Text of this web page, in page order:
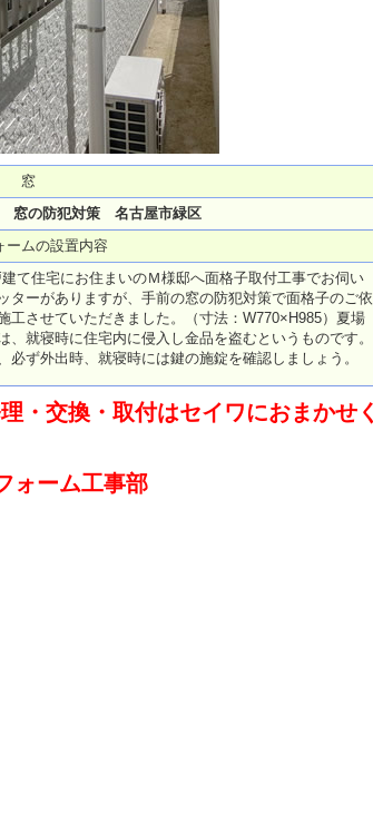
窓
窓の防犯対策 名古屋市緑区
ームの設置内容
住宅にお住まいのＭ様邸へ面格子取付工事でお伺い
ターがありますが、手前の窓の防犯対策で面格子のご依
させていただきました。（寸法：W770×H985）夏場
就寝時に住宅内に侵入し金品を盗むというものです。
ず外出時、就寝時には鍵の施錠を確認しましょう。